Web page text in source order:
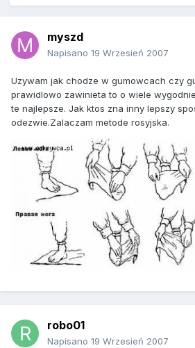
myszd
Napisano 19 Wrzesień 2007
Uzywam jak chodze w gumowcach czy
prawidlowo zawinieta to o wiele
te najlepsze. Jak ktos zna inny lepszy
odezwie.Zalaczam metode rosyjska.
robo01
Napisano 19 Wrzesień 2007